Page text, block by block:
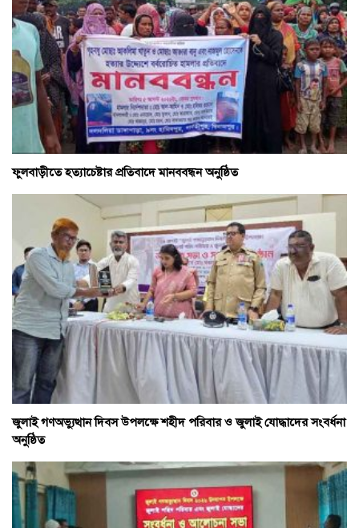
ফুলবাড়ীতে হত্যাচেষ্টার প্রতিবাদে মানববন্ধন অনুষ্ঠিত
জুলাই গণঅভ্যুত্থান দিবস উপলক্ষে শহীদ পরিবার ও জুলাই যোদ্ধাদের সংবর্ধনা
অনুষ্ঠিত